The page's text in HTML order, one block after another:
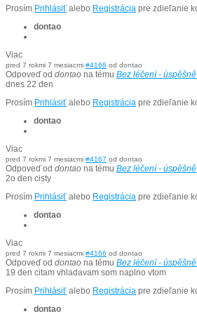
Prosím Prihlásiť alebo Registrácia pre zdieľanie
dontao
Viac
pred 7 rokmi 7 mesiacmi #4168 od dontao
Odpoveď od dontao na tému Bez léčení -
dnes 22 den
Prosím Prihlásiť alebo Registrácia pre zdieľanie
dontao
Viac
pred 7 rokmi 7 mesiacmi #4167 od dontao
Odpoveď od dontao na tému Bez léčení -
2o den cisty
Prosím Prihlásiť alebo Registrácia pre zdieľanie
dontao
Viac
pred 7 rokmi 7 mesiacmi #4166 od dontao
Odpoveď od dontao na tému Bez léčení -
19 den citam vhladavam som naplno vtom
Prosím Prihlásiť alebo Registrácia pre zdieľanie
dontao